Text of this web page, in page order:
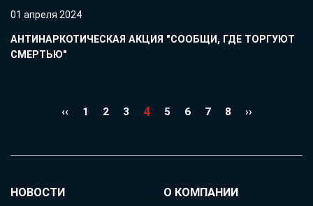
01 апреля 2024
АНТИНАРКОТИЧЕСКАЯ АКЦИЯ "СООБЩИ, ГДЕ ТОРГУЮТ
СМЕРТЬЮ"
‹‹ 1 2 3 4 5 6 7 8 ››
НОВОСТИ О КОМПАНИИ